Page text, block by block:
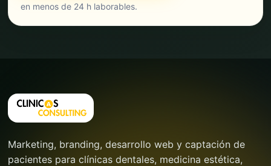
en menos de 24 h laborables.
Marketing, branding, desarrollo web y captación de
pacientes para clínicas dentales, medicina estética,